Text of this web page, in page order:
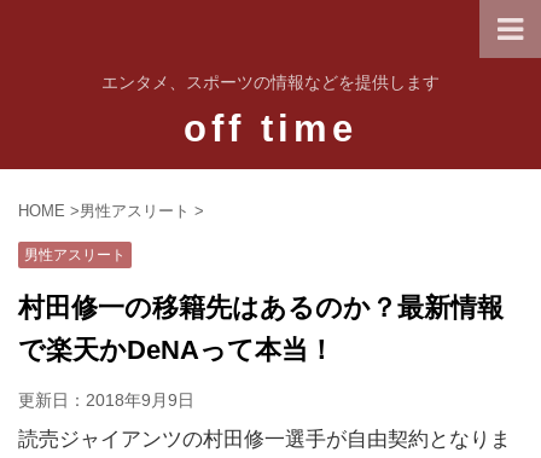
エンタメ、スポーツの情報などを提供します
off time
HOME >男性アスリート >
男性アスリート
村田修一の移籍先はあるのか？最新情報
で楽天かDeNAって本当！
更新日： 2018年9月9日
読売ジャイアンツの村田修一選手が自由契約となりま